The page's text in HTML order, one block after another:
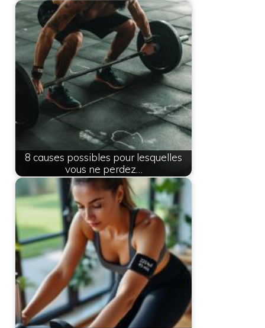
8 causes possibles pour lesquelles
vous ne perdez…